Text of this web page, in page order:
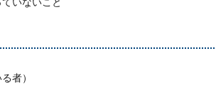
いないこと
者）